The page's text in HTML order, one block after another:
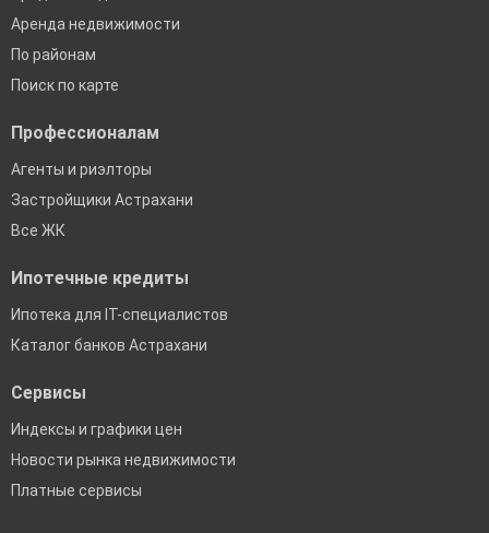
Аренда недвижимости
По районам
Поиск по карте
Профессионалам
Агенты и риэлторы
Застройщики Астрахани
Все ЖК
Ипотечные кредиты
Ипотека для IT-специалистов
Каталог банков Астрахани
Сервисы
Индексы и графики цен
Новости рынка недвижимости
Платные сервисы